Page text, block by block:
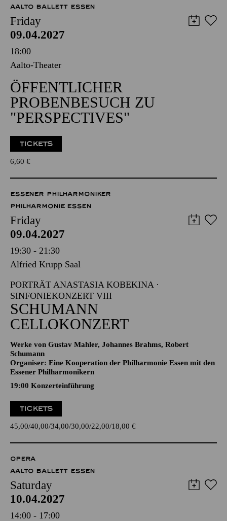
AALTO BALLETT ESSEN
Friday
09.04.2027
18:00
Aalto-Theater
ÖFFENTLICHER
PROBENBESUCH ZU
"PERSPECTIVES"
TICKETS
6,60 €
ESSENER PHILHARMONIKER
PHILHARMONIE ESSEN
Friday
09.04.2027
19:30 - 21:30
Alfried Krupp Saal
PORTRÄT ANASTASIA KOBEKINA ·
SINFONIEKONZERT VIII
SCHUMANN
CELLOKONZERT
Werke von Gustav Mahler, Johannes Brahms, Robert
Schumann
Organiser: Eine Kooperation der Philharmonie Essen mit den
Essener Philharmonikern
19:00 Konzerteinführung
TICKETS
45,00 40,00 34,00 30,00 22,00 18,00 €
OPERA
AALTO BALLETT ESSEN
Saturday
10.04.2027
14:00 - 17:00